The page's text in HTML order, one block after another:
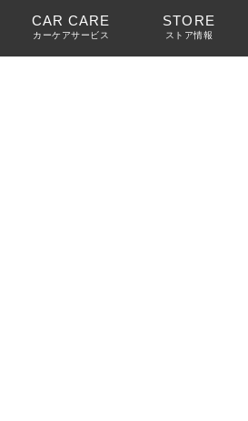
CAR CARE
カーケアサービス
STORE
ストア情報